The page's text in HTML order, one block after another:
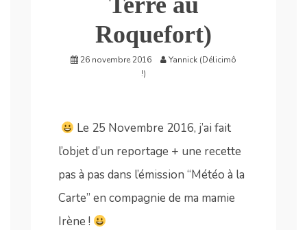
Roquefort)
26 novembre 2016
Yannick (Délicimô
!)
Le 25 Novembre 2016, j’ai fait
l’objet d’un reportage + une recette
pas à pas dans l’émission “Météo à la
Carte” en compagnie de ma mamie
Irène !